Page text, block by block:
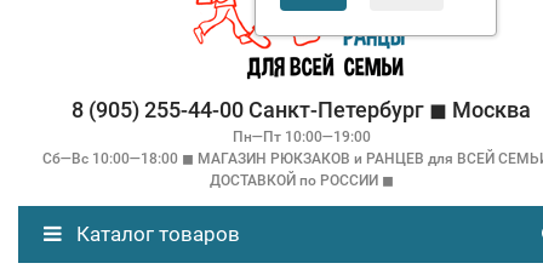
8 (905) 255-44-00 Санкт-Петербург ◼ Москва
Пн—Пт 10:00—19:00
Сб—Вс 10:00—18:00 ◼ МАГАЗИН РЮКЗАКОВ и РАНЦЕВ для ВСЕЙ
ДОСТАВКОЙ по РОССИИ ◼
Каталог товаров